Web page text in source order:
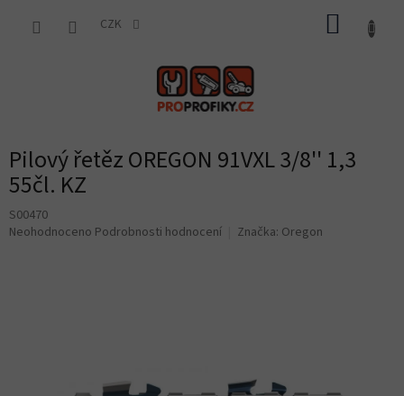
CZK
Pilový řetěz OREGON 91VXL 3/8'' 1,3
55čl. KZ
S00470
Průměrné
Neohodnoceno Podrobnosti hodnocení Značka: Oregon